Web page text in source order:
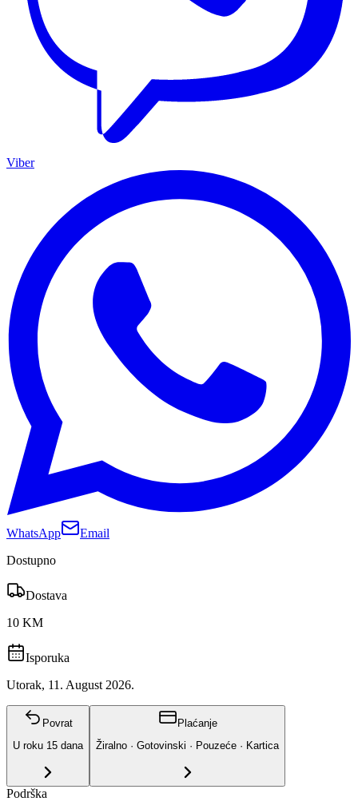
Viber
WhatsApp
Email
Dostupno
Dostava
10 KM
Isporuka
Utorak, 11. August 2026.
Povrat
U roku 15 dana
Plaćanje
Žiralno · Gotovinski · Pouzeće · Kartica
Podrška